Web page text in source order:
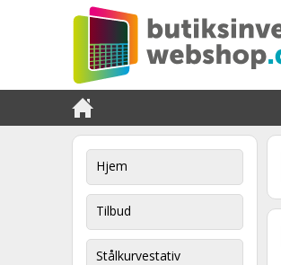
Hjem
Tilbud
Stålkurvestativ